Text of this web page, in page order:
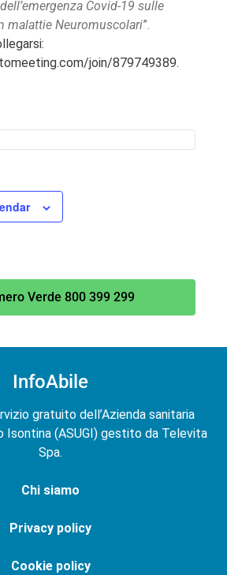
Covid-19 sulle
malattie Neuromuscolari”.
join/879749389.
Verde 800 399 299
InfoAbile
gratuito dell’Azienda sanitaria
Isontina (ASUGI) gestito da Televita
Spa.
Chi siamo
Privacy policy
Cookie policy